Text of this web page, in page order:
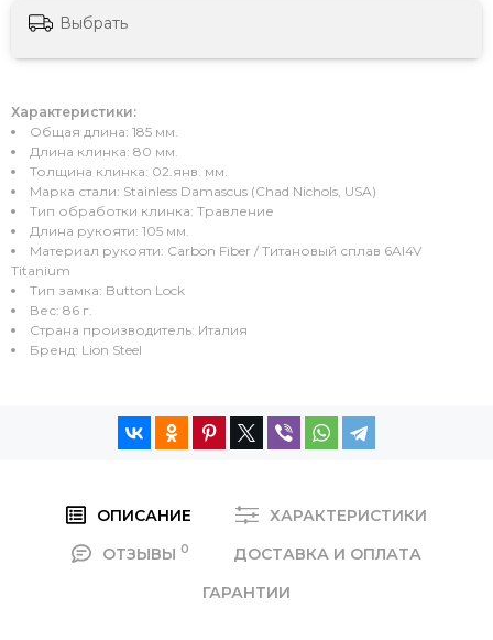
Выбрать
Характеристики:
Общая длина: 185 мм.
Длина клинка: 80 мм.
Толщина клинка: 02.янв. мм.
Марка стали: Stainless Damascus (Chad Nichols, USA)
Тип обработки клинка: Травление
Длина рукояти: 105 мм.
Материал рукояти: Carbon Fiber / Титановый сплав 6Al4V
Titanium
Тип замка: Button Lock
Вес: 86 г.
Страна производитель: Италия
Бренд: Lion Steel
ОПИСАНИЕ
ХАРАКТЕРИСТИКИ
ОТЗЫВЫ 0
ДОСТАВКА И ОПЛАТА
ГАРАНТИИ